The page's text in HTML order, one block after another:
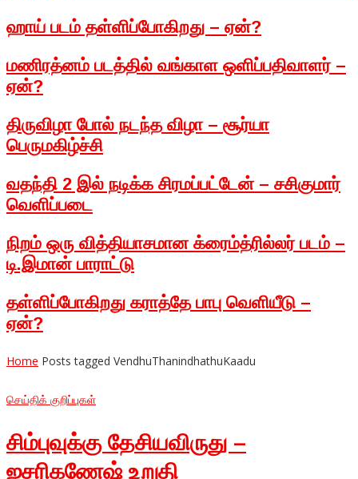
ஹாய் படம் தள்ளிப்போகிறது – ஏன்?
மணிரத்னம் படத்தில் வங்காள ஒளிப்பதிவாளர் –
ஏன்?
திருவிழா போல் நடந்த விழா – சூர்யா
பெருமகிழ்ச்சி
வதந்தி 2 இல் நடிக்க சிரமப்பட்டேன் – சசிகுமார்
வெளிப்படை
நிறம் ஒரு வித்தியாசமான க்ரைம்த்ரில்லர் படம் –
டி.இமான் பாராட்டு
தள்ளிப்போகிறது கராத்தே பாபு வெளியீடு –
ஏன்?
Home Posts tagged VendhuThanindhathuKaadu
செய்திக் குறிப்புகள்
சிம்புவுக்கு தேசியவிருது –
ஐசரிகணேஷ் உறுதி